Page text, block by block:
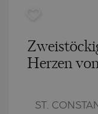
Herzen
ST.